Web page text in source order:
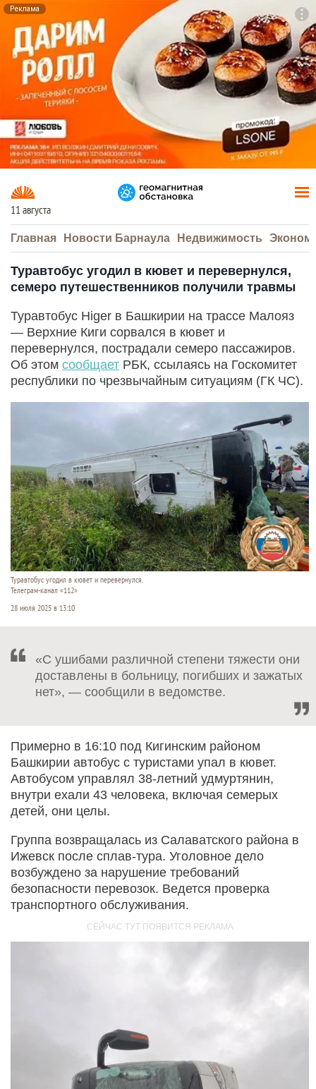
Реклама
11 августа
Главная Новости Барнаула Недвижимость
Туравтобус угодил в кювет и перевернулся,
семеро путешественников получили травмы
Туравтобус Higer в Башкирии на трассе Малояз
— Верхние Киги сорвался в кювет и
перевернулся, пострадали семеро пассажиров.
Об этом сообщает РБК, ссылаясь на Госкомитет
республики по чрезвычайным ситуациям (ГК ЧС).
Туравтобус угодил в кювет и перевернулся.
Телеграм-канал «112»
28 июля 2025 в 13:10
«С ушибами различной степени тяжести они
доставлены в больницу, погибших и зажатых
нет», — сообщили в ведомстве.
Примерно в 16:10 под Кигинским районом
Башкирии автобус с туристами упал в кювет.
Автобусом управлял 38-летний удмуртянин,
внутри ехали 43 человека, включая семерых
детей, они целы.
Группа возвращалась из Салаватского района в
Ижевск после сплав-тура. Уголовное дело
возбуждено за нарушение требований
безопасности перевозок. Ведется проверка
транспортного обслуживания.